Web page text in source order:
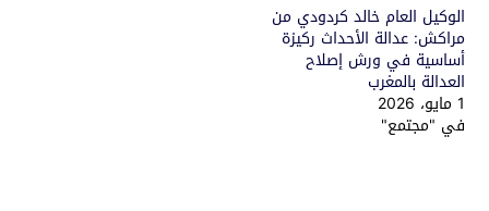
الوكيل العام خالد كردودي من
مراكش: عدالة الأحداث ركيزة
أساسية في ورش إصلاح
العدالة بالمغرب
1 مايو، 2026
في "مجتمع"